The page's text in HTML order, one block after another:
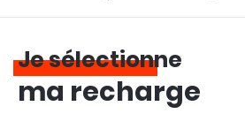
Je sélectionne
ma recharge